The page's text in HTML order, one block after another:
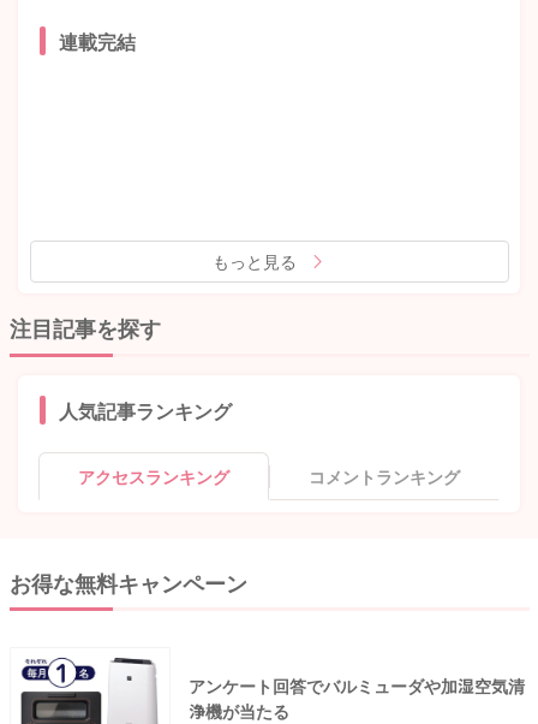
連載完結
もっと見る
注目記事を探す
人気記事ランキング
アクセスランキング コメントランキング
お得な無料キャンペーン
アンケート回答でバルミューダや加湿空気清
浄機が当たる